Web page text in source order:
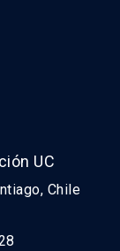
UC
Chile